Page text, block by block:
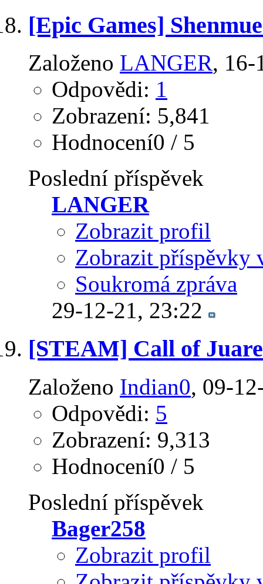
[Epic Games]
Založeno LANGER‎, 16-
Odpovědi: 1
Zobrazení: 5,841
Hodnocení0 / 5
Poslední příspěvek
LANGER
Zobrazit profil
Zobrazit příspěvky
Soukromá zpráva
29-12-21, 23:22
[STEAM] Call of
Založeno Indian0‎, 09-
Odpovědi: 5
Zobrazení: 9,313
Hodnocení0 / 5
Poslední příspěvek
Bager258
Zobrazit profil